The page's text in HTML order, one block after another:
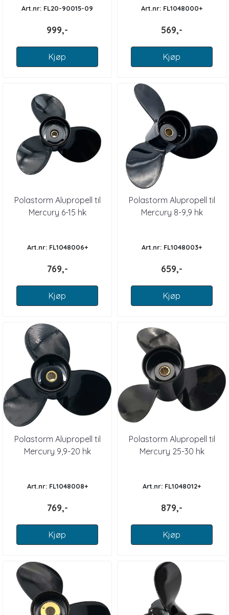
Art.nr: FL20-90015-09
999,-
Kjøp
Art.nr: FL1048000+
569,-
Kjøp
Polastorm Alupropell til
Mercury 6-15 hk
Art.nr: FL1048006+
769,-
Kjøp
Polastorm Alupropell til
Mercury 8-9,9 hk
Art.nr: FL1048003+
659,-
Kjøp
Polastorm Alupropell til
Mercury 9,9-20 hk
Art.nr: FL1048008+
769,-
Kjøp
Polastorm Alupropell til
Mercury 25-30 hk
Art.nr: FL1048012+
879,-
Kjøp